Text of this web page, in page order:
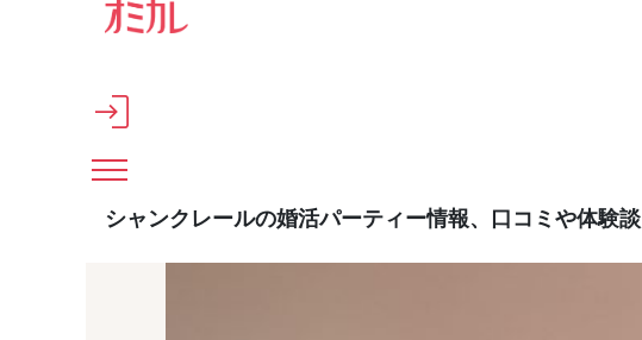
メインコンテンツへスキップ
シャンクレールの婚活パーティー情報、口コミや体験談